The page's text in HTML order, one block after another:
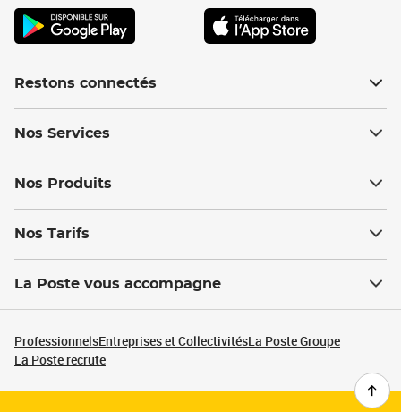
Restons connectés
Nos Services
Nos Produits
Nos Tarifs
La Poste vous accompagne
ProfessionnelsEntreprises et CollectivitésLa Poste Groupe
La Poste recrute